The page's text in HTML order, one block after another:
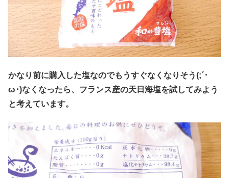
かなり前に購入した塩なのでもうすぐなくなりそう(;´･
ω･)なくなったら、フランス産の天日海塩を試してみよう
と考えています。